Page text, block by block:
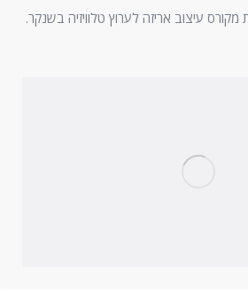
עיצוב אריזה לערוץ טלוויזיה בשנקר.